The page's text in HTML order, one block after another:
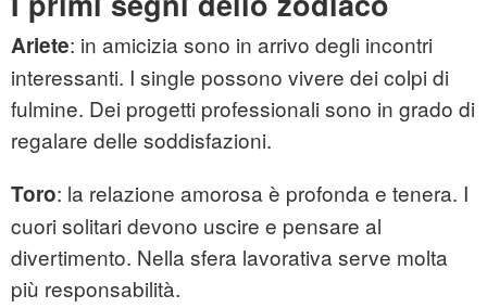
Ariete: in amicizia sono in arrivo degli incontri
interessanti. I single possono vivere dei colpi di
fulmine. Dei progetti professionali sono in grado di
regalare delle soddisfazioni.
Toro: la relazione amorosa è profonda e tenera. I
cuori solitari devono uscire e pensare al
divertimento. Nella sfera lavorativa serve molta
più responsabilità.